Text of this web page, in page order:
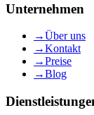
Unternehmen
→Über uns
→Kontakt
→Preise
→Blog